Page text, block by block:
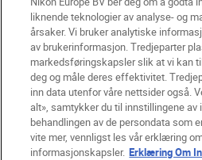
Kontakt oss
Vilkår og betingelser for Nikon
Erklæring Om
Innstillinger for
© 2026 Nikon
liknende teknologier av analyse- og
årsaker. Vi bruker analytiske
av brukerinformasjon. Tredjeparter
markedsføringskapsler slik at vi kan
deg og måle deres effektivitet.
inn data utenfor våre nettsider også.
alt», samtykker du til innstillingene
behandlingen av de persondata som
vite mer, vennligst les vår erklæring
informasjonskapsler. Erklæring Om